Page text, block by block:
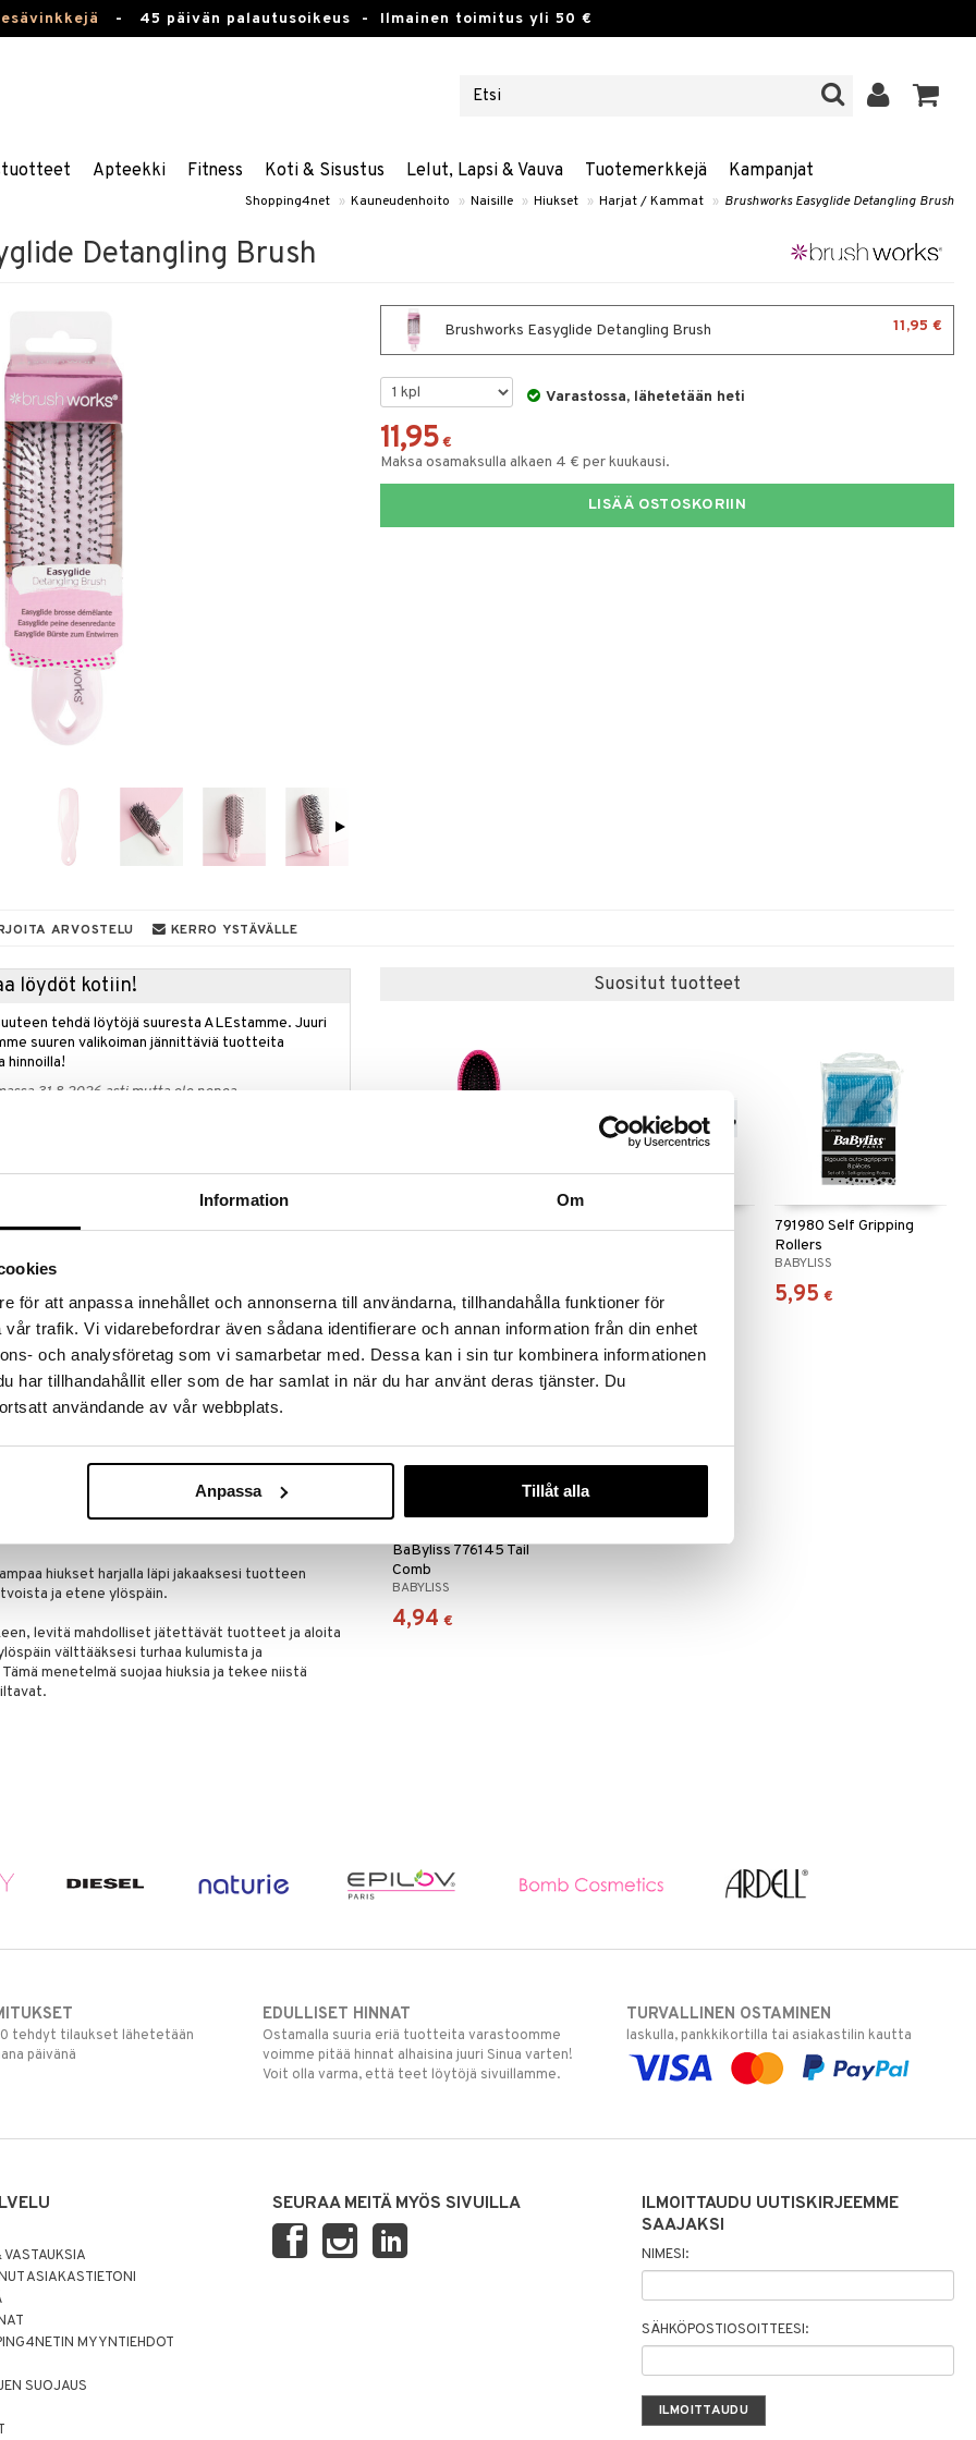
Information Om
för att anpassa innehållet och annonserna till användarna, tillhandahålla funktioner för
trafik. Vi vidarebefordrar även sådana identifierare och annan information från din enhet
och analysföretag som vi samarbetar med. Dessa kan i sin tur kombinera informationen
har tillhandahållit eller som de har samlat in när du har använt deras tjänster. Du
användande av vår webbplats.
Anpassa Tillåt alla
- 45 päivän palautusoikeus - Ilmainen toimitus yli 50 €
Apteekki Fitness Koti & Sisustus Lelut, Lapsi & Vauva Tuotemerkkejä Kampanjat
Shopping4net » Kauneudenhoito » Naisille » Hiukset » Harjat / Kammat » Brushworks Easyglide Detangling Brush
Detangling Brush
Brushworks Easyglide Detangling Brush 11,95 €
Varastossa, lähetetään heti
11,95 €
Maksa osamaksulla alkaen 4 € per kuukausi.
LISÄÄ OSTOSKORIIN
ARVOSTELU KERRO YSTÄVÄLLE
löydöt kotiin!
tehdä löytöjä suuresta ALEstamme. Juuri
suuren valikoiman jännittäviä tuotteita
hinnoilla!
31.8.2026 asti mutta ole nopea -
on täydellinen ratkaisu helppoon
takut helposti ja jättävät hiukset pehmeiksi
märissä että kuivissa hiuksissa ja sopii
kaikkiin tilanteisiin, olipa kyseessä hoitoaineen
tai vain päivittäinen hiusten harjaus.
päänahan hieronnan, joka edistää
vegaaninen.
selvittämiseen – aloita latvoista ja etene varovasti
hiukset harjalla läpi jakaaksesi tuotteen
ja etene ylöspäin.
levitä mahdolliset jätettävät tuotteet ja aloita
välttääksesi turhaa kulumista ja
menetelmä suojaa hiuksia ja tekee niistä
Suositut tuotteet
Saatavana useana
WetBrush Original
9,95 €
7540 Round Brush
7,99 €
791980 Self Gripping
Rollers
BABYLISS
5,95 €
BaByliss 776145 Tail
Comb
BABYLISS
4,94 €
tehdyt tilaukset lähetetään
päivänä
EDULLISET HINNAT
Ostamalla suuria eriä tuotteita varastoomme
voimme pitää hinnat alhaisina juuri Sinua varten!
Voit olla varma, että teet löytöjä sivuillamme.
TURVALLINEN OSTAMINEN
laskulla, pankkikortilla tai asiakastilin kautta
ASIAKASTIETONI
MYYNTIEHDOT
SUOJAUS
SEURAA MEITÄ MYÖS SIVUILLA
ILMOITTAUDU UUTISKIRJEEMME
SAAJAKSI
NIMESI:
SÄHKÖPOSTIOSOITTEESI: